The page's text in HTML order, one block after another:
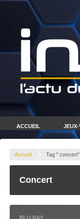
ACCUEIL JEUX-
Accueil Tag " concert"
Concert
BLU-RAY